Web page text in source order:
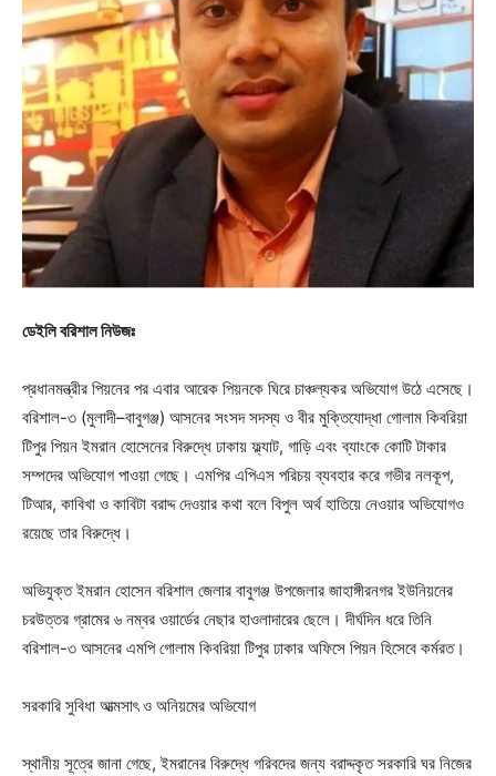
ডেইলি বরিশাল নিউজঃ
প্রধানমন্ত্রীর পিয়নের পর এবার আরেক পিয়নকে ঘিরে চাঞ্চল্যকর অভিযোগ উঠে এসেছে।
বরিশাল-৩ (মুলাদী–বাবুগঞ্জ) আসনের সংসদ সদস্য ও বীর মুক্তিযোদ্ধা গোলাম কিবরিয়া
টিপুর পিয়ন ইমরান হোসেনের বিরুদ্ধে ঢাকায় ফ্ল্যাট, গাড়ি এবং ব্যাংকে কোটি টাকার
সম্পদের অভিযোগ পাওয়া গেছে। এমপির এপিএস পরিচয় ব্যবহার করে গভীর নলকূপ,
টিআর, কাবিখা ও কাবিটা বরাদ্দ দেওয়ার কথা বলে বিপুল অর্থ হাতিয়ে নেওয়ার অভিযোগও
রয়েছে তার বিরুদ্ধে।
অভিযুক্ত ইমরান হোসেন বরিশাল জেলার বাবুগঞ্জ উপজেলার জাহাঙ্গীরনগর ইউনিয়নের
চরউত্তর গ্রামের ৬ নম্বর ওয়ার্ডের নেছার হাওলাদারের ছেলে। দীর্ঘদিন ধরে তিনি
বরিশাল-৩ আসনের এমপি গোলাম কিবরিয়া টিপুর ঢাকার অফিসে পিয়ন হিসেবে কর্মরত।
সরকারি সুবিধা আত্মসাৎ ও অনিয়মের অভিযোগ
স্থানীয় সূত্রে জানা গেছে, ইমরানের বিরুদ্ধে গরিবদের জন্য বরাদ্দকৃত সরকারি ঘর নিজের